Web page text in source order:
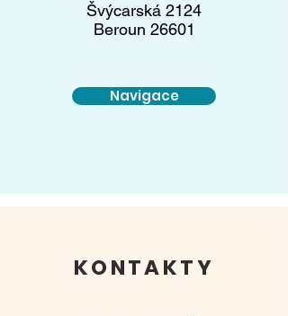
Švýcarská 2124
Beroun 26601​​​​
Navigace
KONTAKTY